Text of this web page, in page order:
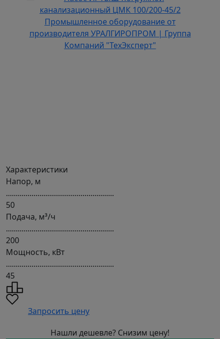
Характеристики
Мощность, кВт
.......................................................
45
Напор, м
.......................................................
50
Подача, м³/ч
.......................................................
200
Запросить цену
Нашли дешевле? Снизим цену!